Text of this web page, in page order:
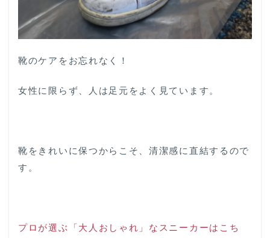
靴のケアをお忘れなく！
女性に限らず、人は足元をよく見ています。
靴をきれいに保つからこそ、清潔感に直結するので
す。
プロが選ぶ「大人おしゃれ」なスニーカーはこち